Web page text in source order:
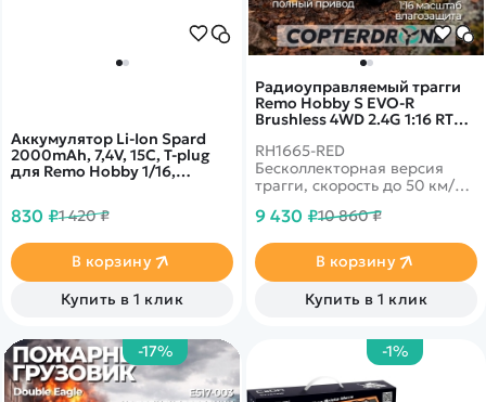
Аккумулятор Li-Ion Spard
2000mAh, 7,4V, 15C, T‐plug
для Remo Hobby 1/16,
830 ₽1 420 ₽
В корзину
Купить в 1 клик
Радиоуправляемый трагги
Remo Hobby S EVO-R
Brushless 4WD 2.4G 1:16 RTR
RH1665-RED
Бесколлекторная версия
трагги, скорость до 50 км/ч,
металл и АБС-пластик
9 430 ₽10 860 ₽
В корзину
Купить в 1 клик
-17% -1%